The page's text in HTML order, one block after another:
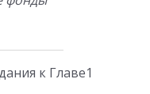
к Главе1